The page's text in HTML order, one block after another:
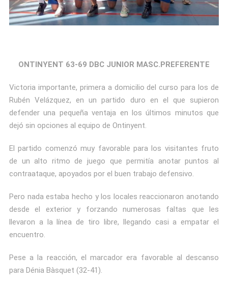
ONTINYENT 63-69 DBC JUNIOR MASC.PREFERENTE
Victoria importante, primera a domicilio del curso para los de
Rubén Velázquez, en un partido duro en el que supieron
defender una pequeña ventaja en los últimos minutos que
dejó sin opciones al equipo de Ontinyent.
El partido comenzó muy favorable para los visitantes fruto
de un alto ritmo de juego que permitía anotar puntos al
contraataque, apoyados por el buen trabajo defensivo.
Pero nada estaba hecho y los locales reaccionaron anotando
desde el exterior y forzando numerosas faltas que les
llevaron a la línea de tiro libre, llegando casi a empatar el
encuentro.
Pese a la reacción, el marcador era favorable al descanso
para Dénia Bàsquet (32-41).